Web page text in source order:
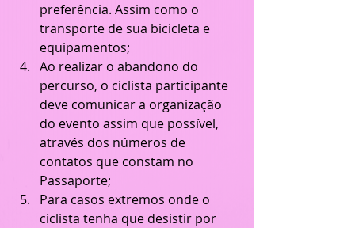
preferência. Assim como o
transporte de sua bicicleta e
equipamentos;
Ao realizar o abandono do
percurso, o ciclista participante
deve comunicar a organização
do evento assim que possível,
através dos números de
contatos que constam no
Passaporte;
Para casos extremos onde o
ciclista tenha que desistir por